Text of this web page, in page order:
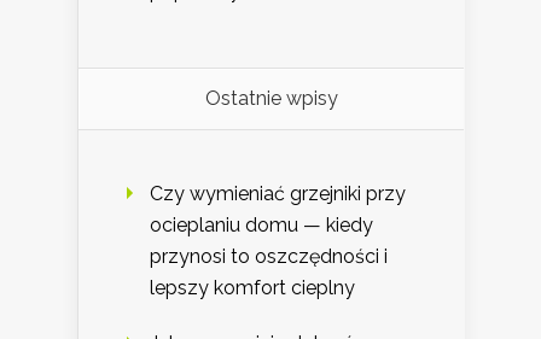
Ostatnie wpisy
Czy wymieniać grzejniki przy
ocieplaniu domu — kiedy
przynosi to oszczędności i
lepszy komfort cieplny